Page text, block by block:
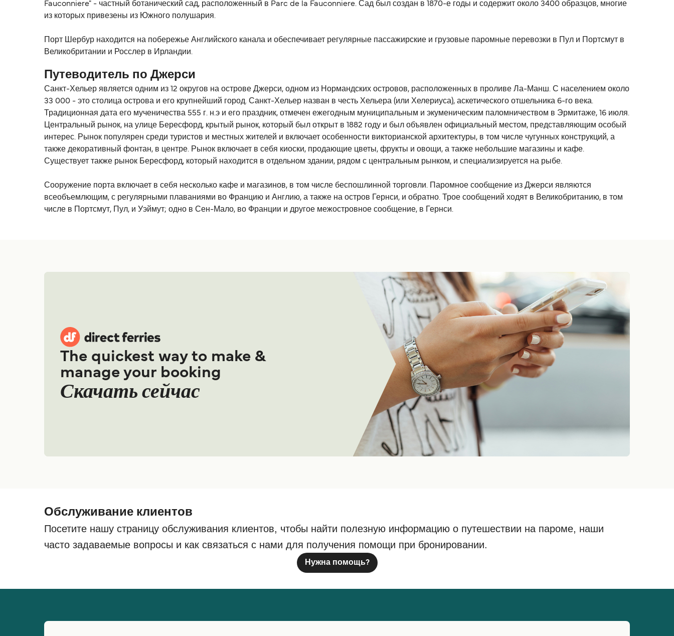
Fauconniere" - частный ботанический сад, расположенный в Parc de la Fauconniere. Сад был создан в 1870-е годы и содержит около 3400 образцов, многие
из которых привезены из Южного полушария.
Порт Шербур находится на побережье Английского канала и обеспечивает регулярные пассажирские и грузовые паромные перевозки в Пул и Портсмут в
Великобритании и Росслер в Ирландии.
Путеводитель по Джерси
Санкт-Хельер является одним из 12 округов на острове Джерси, одном из Нормандских островов, расположенных в проливе Ла-Манш. С населением около
33 000 - это столица острова и его крупнейший город. Санкт-Хельер назван в честь Хельера (или Хелериуса), аскетического отшельника 6-го века.
Традиционная дата его мученичества 555 г. н.э и его праздник, отмечен ежегодным муниципальным и экуменическим паломничеством в Эрмитаже, 16 июля.
Центральный рынок, на улице Бересфорд, крытый рынок, который был открыт в 1882 году и был объявлен официальный местом, представляющим особый
интерес. Рынок популярен среди туристов и местных жителей и включает особенности викторианской архитектуры, в том числе чугунных конструкций, а
также декоративный фонтан, в центре. Рынок включает в себя киоски, продающие цветы, фрукты и овощи, а также небольшие магазины и кафе.
Существует также рынок Бересфорд, который находится в отдельном здании, рядом с центральным рынком, и специализируется на рыбе.
Сооружение порта включает в себя несколько кафе и магазинов, в том числе беспошлинной торговли. Паромное сообщение из Джерси являются
всеобъемлющим, с регулярными плаваниями во Францию и Англию, а также на остров Гернси, и обратно. Трое сообщений ходят в Великобританию, в том
числе в Портсмут, Пул, и Уэймут; одно в Сен-Мало, во Франции и другое межостровное сообщение, в Гернси.
The quickest way to make &
manage your booking
Скачать сейчас
Обслуживание клиентов
Посетите нашу страницу обслуживания клиентов, чтобы найти полезную информацию о путешествии на пароме, наши
часто задаваемые вопросы и как связаться с нами для получения помощи при бронировании.
Нужна помощь?